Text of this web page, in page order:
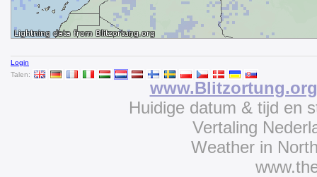
Login
Talen:
www.Blitzortung.org
Huidige datum & tijd en
Vertaling
Weather in